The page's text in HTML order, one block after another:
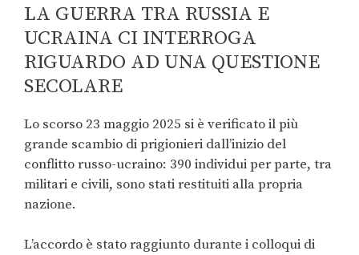
LA GUERRA TRA RUSSIA E
UCRAINA CI INTERROGA
RIGUARDO AD UNA QUESTIONE
SECOLARE
Lo scorso 23 maggio 2025 si è verificato il più
grande scambio di prigionieri dall’inizio del
conflitto russo-ucraino: 390 individui per parte, tra
militari e civili, sono stati restituiti alla propria
nazione.
L’accordo è stato raggiunto durante i colloqui di